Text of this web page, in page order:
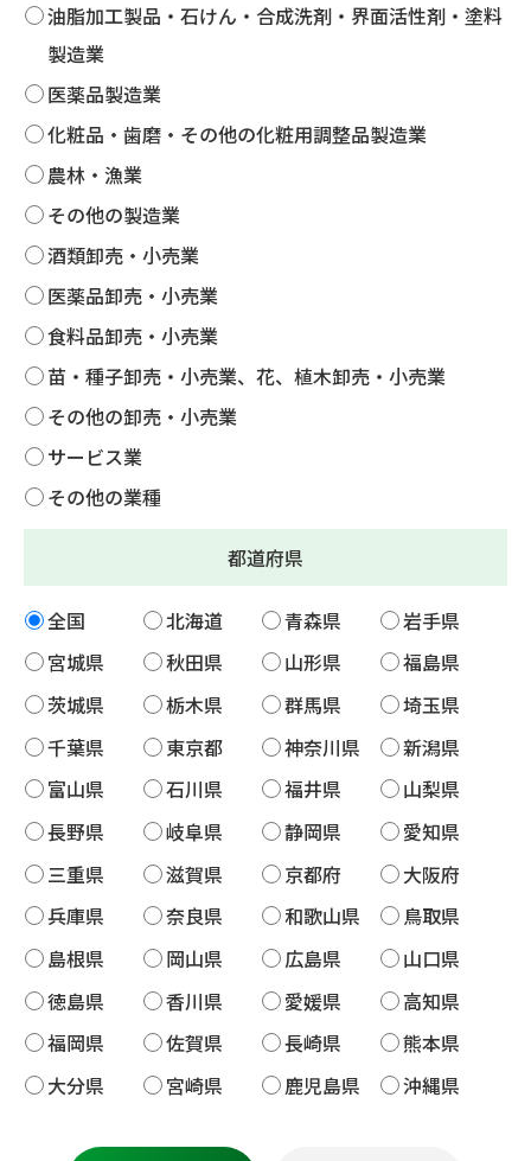
油脂加工製品・石けん・合成洗剤・界面活性剤・塗料
製造業
医薬品製造業
化粧品・歯磨・その他の化粧用調整品製造業
農林・漁業
その他の製造業
酒類卸売・小売業
医薬品卸売・小売業
食料品卸売・小売業
苗・種子卸売・小売業、花、植木卸売・小売業
その他の卸売・小売業
サービス業
その他の業種
都道府県
全国 北海道 青森県
岩手県
宮城県
秋田県 山形県
福島県
茨城県
栃木県 群馬県
埼玉県
千葉県
東京都 神奈川県
新潟県
富山県
石川県 福井県
山梨県
長野県
岐阜県 静岡県
愛知県
三重県
滋賀県 京都府
大阪府
兵庫県
奈良県 和歌山県
鳥取県
島根県
岡山県 広島県
山口県
徳島県
香川県 愛媛県
高知県
福岡県
佐賀県 長崎県
熊本県
大分県
宮崎県 鹿児島県 沖縄県